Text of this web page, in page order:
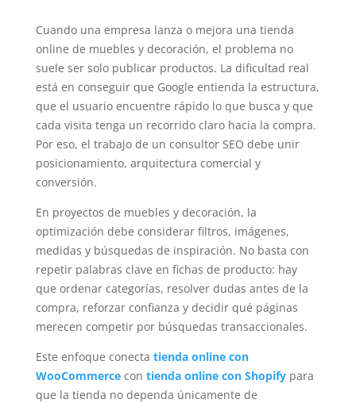
Cuando una empresa lanza o mejora una tienda
online de muebles y decoración, el problema no
suele ser solo publicar productos. La dificultad real
está en conseguir que Google entienda la estructura,
que el usuario encuentre rápido lo que busca y que
cada visita tenga un recorrido claro hacia la compra.
Por eso, el trabajo de un consultor SEO debe unir
posicionamiento, arquitectura comercial y
conversión.
En proyectos de muebles y decoración, la
optimización debe considerar filtros, imágenes,
medidas y búsquedas de inspiración. No basta con
repetir palabras clave en fichas de producto: hay
que ordenar categorías, resolver dudas antes de la
compra, reforzar confianza y decidir qué páginas
merecen competir por búsquedas transaccionales.
Este enfoque conecta tienda online con
WooCommercecon tienda online con Shopifypara
que la tienda no dependa únicamente de